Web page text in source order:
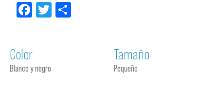
Facebook
Twitter
Color
Blanco y negro
Tamaño
Pequeño